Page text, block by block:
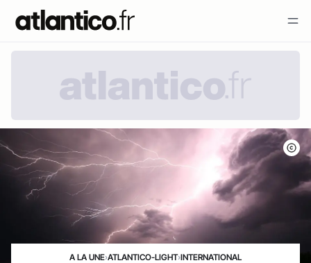
A LA UNE›ATLANTICO-LIGHT›INTERNATIONAL